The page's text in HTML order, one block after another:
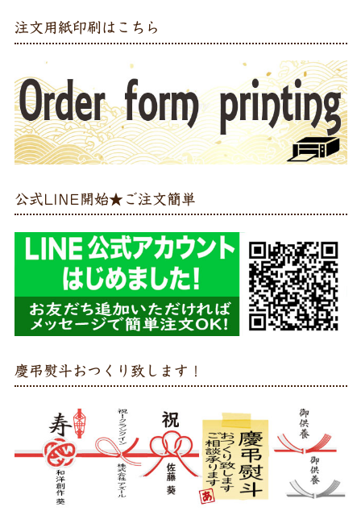
注文用紙印刷はこちら
公式LINE開始★ご注文簡単
慶弔熨斗おつくり致します！